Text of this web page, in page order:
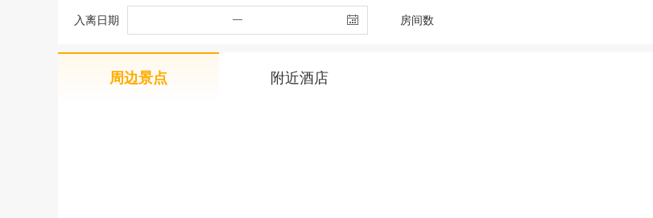
入离日期 房间数
周边景点 附近酒店